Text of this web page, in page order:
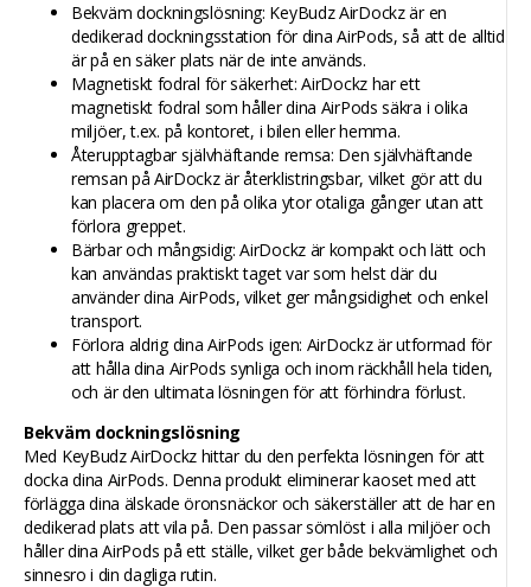
Bekväm dockningslösning: KeyBudz AirDockz är en
dedikerad dockningsstation för dina AirPods, så att de alltid
är på en säker plats när de inte används.
Magnetiskt fodral för säkerhet: AirDockz har ett
magnetiskt fodral som håller dina AirPods säkra i olika
miljöer, t.ex. på kontoret, i bilen eller hemma.
Återupptagbar självhäftande remsa: Den självhäftande
remsan på AirDockz är återklistringsbar, vilket gör att du
kan placera om den på olika ytor otaliga gånger utan att
förlora greppet.
Bärbar och mångsidig: AirDockz är kompakt och lätt och
kan användas praktiskt taget var som helst där du
använder dina AirPods, vilket ger mångsidighet och enkel
transport.
Förlora aldrig dina AirPods igen: AirDockz är utformad för
att hålla dina AirPods synliga och inom räckhåll hela tiden,
och är den ultimata lösningen för att förhindra förlust.
Bekväm dockningslösning
Med KeyBudz AirDockz hittar du den perfekta lösningen för att
docka dina AirPods. Denna produkt eliminerar kaoset med att
förlägga dina älskade öronsnäckor och säkerställer att de har en
dedikerad plats att vila på. Den passar sömlöst i alla miljöer och
håller dina AirPods på ett ställe, vilket ger både bekvämlighet och
sinnesro i din dagliga rutin.